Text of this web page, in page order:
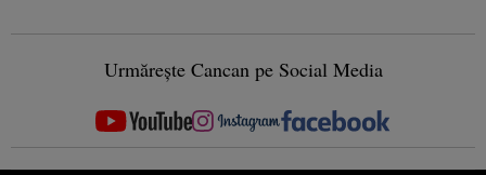
Urmărește Cancan pe Social Media